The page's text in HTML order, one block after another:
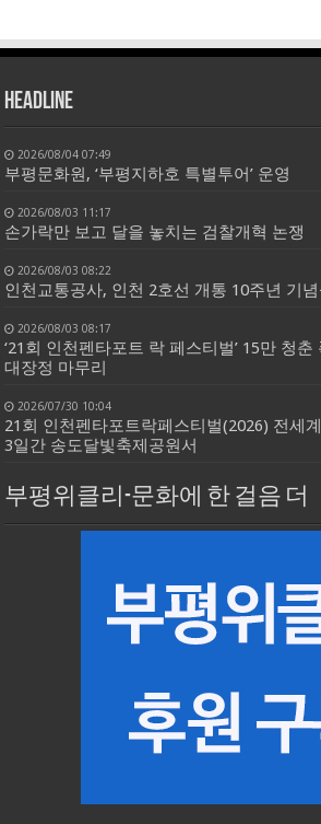
HEADLINE
2026/08/04 07:49
부평문화원, ‘부평지하호 특별투어’ 운영
2026/08/03 11:17
손가락만 보고 달을 놓치는 검찰개혁 논쟁
2026/08/03 08:22
인천교통공사, 인천 2호선 개통 10주년 기
2026/08/03 08:17
‘21회 인천펜타포트 락 페스티벌’ 15만 청
대장정 마무리
2026/07/30 10:04
21회 인천펜타포트락페스티벌(2026) 전세
3일간 송도달빛축제공원서
부평위클리-문화에 한 걸음 더